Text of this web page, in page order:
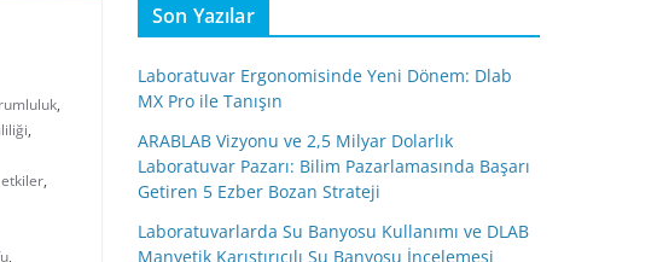
,
,
,
,
Son Yazılar
Laboratuvar Ergonomisinde Yeni Dönem: Dlab
MX Pro ile Tanışın
ARABLAB Vizyonu ve 2,5 Milyar Dolarlık
Laboratuvar Pazarı: Bilim Pazarlamasında Başarı
Getiren 5 Ezber Bozan Strateji
Laboratuvarlarda Su Banyosu Kullanımı ve DLAB
Manyetik Karıştırıcılı Su Banyosu İncelemesi